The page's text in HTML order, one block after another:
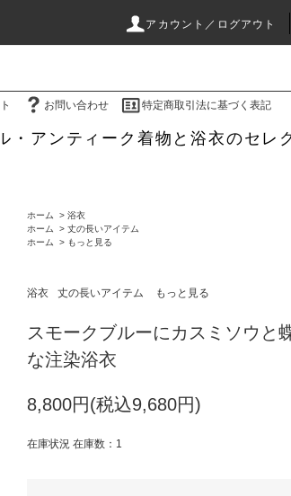
アカウント／ログアウト
お問い合わせ 特定商取引法に基づく表記
・アンティーク着物と浴衣のセレ
ホーム > 浴衣
ホーム
> 丈の長いアイテム
ホーム
> もっと見る
浴衣 丈の長いアイテム もっと見る
スモークブルーにカスミソウと
な注染浴衣
8,800円(税込9,680円)
在庫状況 在庫数：1